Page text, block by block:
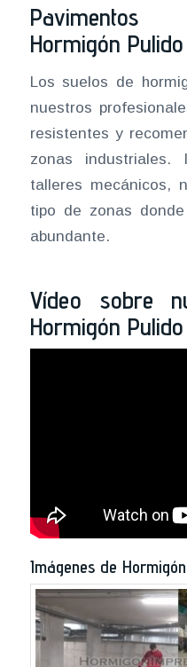
Pavimentos
Hormigón
Los suelos de
nuestros
resistentes y
zonas industriales.
talleres mecánicos,
tipo de zonas
abundante.
Vídeo sobre
Hormigón Pulido
Imágenes de